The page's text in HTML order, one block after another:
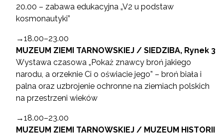
20.00 – zabawa edukacyjna „V2 u podstaw
kosmonautyki”
→18.00–23.00
MUZEUM ZIEMI TARNOWSKIEJ / SIEDZIBA, Rynek 3
Wystawa czasowa „Pokaż znawcy broń jakiego
narodu, a orzeknie Ci o oświacie jego” – broń biała i
palna oraz uzbrojenie ochronne na ziemiach polskich
na przestrzeni wieków
→18.00–23.00
MUZEUM ZIEMI TARNOWSKIEJ / MUZEUM HISTORII